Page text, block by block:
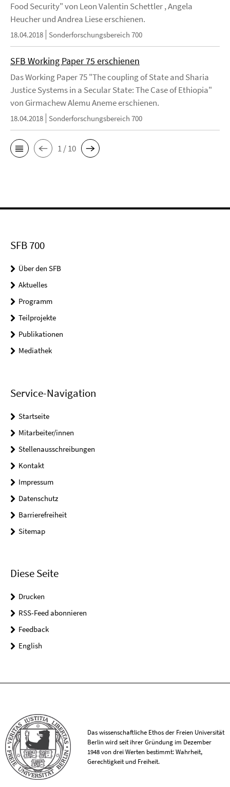
Food Security" von Leon Valentin Schettler , Angela
Heucher und Andrea Liese erschienen.
18.04.2018 Sonderforschungsbereich 700
SFB Working Paper 75 erschienen
Das Working Paper 75 "The coupling of State and Sharia
Justice Systems in a Secular State: The Case of Ethiopia"
von Girmachew Alemu Aneme erschienen.
18.04.2018 Sonderforschungsbereich 700
1 / 10
SFB 700
Über den SFB
Aktuelles
Programm
Teilprojekte
Publikationen
Mediathek
Service-Navigation
Startseite
Mitarbeiter/innen
Stellenausschreibungen
Kontakt
Impressum
Datenschutz
Barrierefreiheit
Sitemap
Diese Seite
Drucken
RSS-Feed abonnieren
Feedback
English
Das wissenschaftliche Ethos der Freien Universität
Berlin wird seit ihrer Gründung im Dezember
1948 von drei Werten bestimmt: Wahrheit,
Gerechtigkeit und Freiheit.